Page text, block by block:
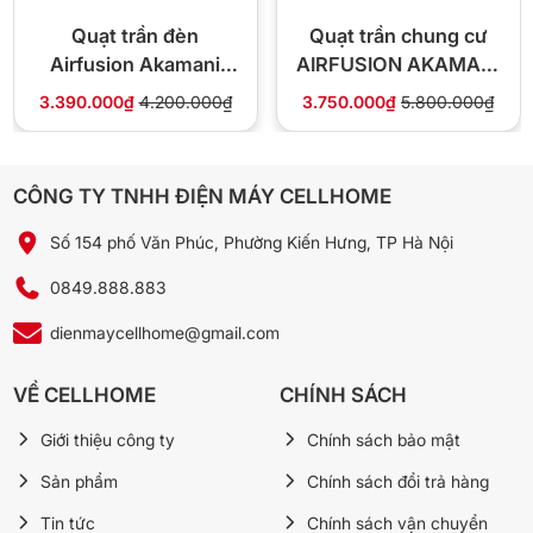
💰 Giá cạnh tranh, bảo hành đúng hãng
990.000₫ 1.490.000₫ -34%
❓ Câu hỏi thường gặp
Pin remote dùng được lâu không?
Remote dùng pin AAA tiêu chuẩn, thường được 6–12 tháng
dùng đều. Khi cạn chỉ cần thay pin mới.
Cánh nhôm có dễ móp khi va chạm không?
Nhôm cao cấp đủ độ cứng cho quạt trần. Tránh va đập
Quạt trần đèn
Airfusion Akamani
2810B
3.390.000₫ 4.200.000₫
Quạt trần chung cư
AIRFUSION AKAMANI
06W
3.750.000₫ 5.800.000₫
CÔNG TY TNHH ĐIỆN MÁY CELLHOME
Số 154 phố Văn Phúc, Phường Kiến Hưng, TP Hà Nội
0849.888.883
dienmaycellhome@gmail.com
VỀ CELLHOME
Giới thiệu công ty
Sản phẩm
Tin tức
CHÍNH SÁCH
Chính sách bảo mật
Chính sách đổi trả hàng
Chính sách vận chuyển